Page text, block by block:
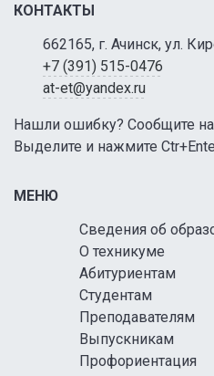
КОНТАКТЫ
662165, г. Ачинск, ул.
+7 (391) 515-0476
at-et@yandex.ru
Нашли ошибку? Сообщите
Выделите и нажмите
МЕНЮ
Сведения об
О техникуме
Абитуриентам
Студентам
Преподавателям
Выпускникам
Профориентация